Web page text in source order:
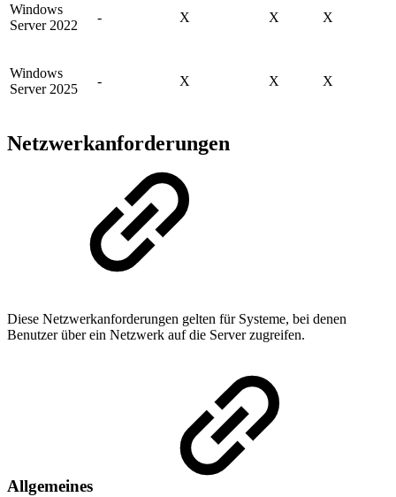
Windows
Server 2022
- X X X
Windows
Server 2025
- X X X
Netzwerkanforderungen
Diese Netzwerkanforderungen gelten für Systeme, bei denen
Benutzer über ein Netzwerk auf die Server zugreifen.
Allgemeines